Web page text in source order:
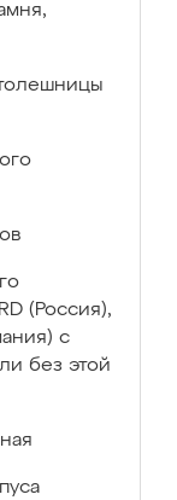
(Россия),
с
без этой